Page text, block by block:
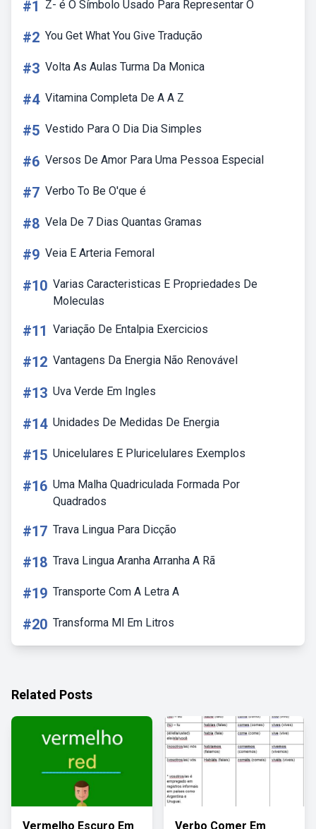
#1 Z- é O Símbolo Usado Para Representar O
#2 You Get What You Give Tradução
#3 Volta As Aulas Turma Da Monica
#4 Vitamina Completa De A A Z
#5 Vestido Para O Dia Dia Simples
#6 Versos De Amor Para Uma Pessoa Especial
#7 Verbo To Be O'que é
#8 Vela De 7 Dias Quantas Gramas
#9 Veia E Arteria Femoral
#10 Varias Caracteristicas E Propriedades De
Moleculas
#11 Variação De Entalpia Exercicios
#12 Vantagens Da Energia Não Renovável
#13 Uva Verde Em Ingles
#14 Unidades De Medidas De Energia
#15 Unicelulares E Pluricelulares Exemplos
#16 Uma Malha Quadriculada Formada Por
Quadrados
#17 Trava Lingua Para Dicção
#18 Trava Lingua Aranha Arranha A Rã
#19 Transporte Com A Letra A
#20 Transforma Ml Em Litros
Related Posts
Vermelho Escuro Em Verbo Comer Em